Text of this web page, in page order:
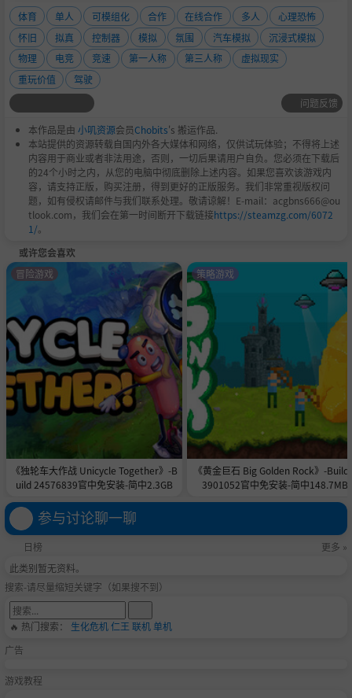
体育 单人 可模组化 合作 在线合作 多人
心理恐怖
怀旧
拟真 控制器 模拟 氛围 汽车模拟
沉浸式模拟
物理
电竞 竞速 第一人称 第三人称
虚拟现实
重玩价值
驾驶
问题反馈
本作品是由 小叽资源会员Chobits's 搬运作品.
本站提供的资源转载自国内外各大媒体和网络，仅供试玩体验；不得将上述
内容用于商业或者非法用途，否则，一切后果请用户自负。您必须在下载后
的24个小时之内，从您的电脑中彻底删除上述内容。如果您喜欢该游戏内
容，请支持正版，购买注册，得到更好的正版服务。我们非常重视版权问
题，如有侵权请邮件与我们联系处理。敬请谅解！E-mail：acgbns666@ou
tlook.com，我们会在第一时间断开下载链接https://steamzg.com/6072
1/。
或许您会喜欢
《独轮车大作战 Unicycle Together》-B
uild 24576839官中免安装-简中2.3GB
冒险游戏
《黄金巨石 Big Golden Rock》-Build
3901052官中免安装-简中148.7MB
策略游戏
参与讨论聊一聊
日榜
更多 »
此类别暂无资料。
搜索-请尽量缩短关键字（如果搜不到）
🔥 热门搜索： 生化危机仁王联机单机
广告
游戏教程